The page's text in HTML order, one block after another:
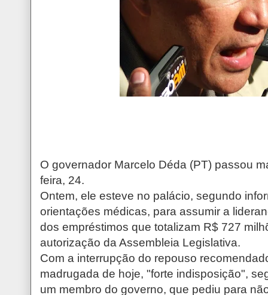
O governador Marcelo Déda (PT) passou
feira, 24.
Ontem, ele esteve no palácio, segundo
orientações médicas, para assumir a
dos empréstimos que totalizam R$ 727
autorização da Assembleia Legislativa.
Com a interrupção do repouso
madrugada de hoje, "forte indisposição",
um membro do governo, que pediu para